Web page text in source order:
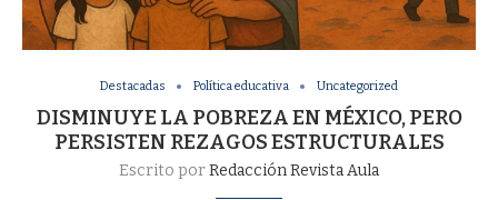
Destacadas Política educativa Uncategorized
DISMINUYE LA POBREZA EN MÉXICO, PERO
PERSISTEN REZAGOS ESTRUCTURALES
Escrito porRedacción Revista Aula